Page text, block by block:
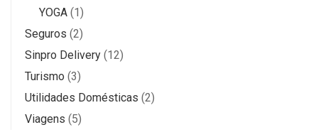
YOGA (1)
Seguros (2)
Sinpro Delivery (12)
Turismo (3)
Utilidades Domésticas (2)
Viagens (5)